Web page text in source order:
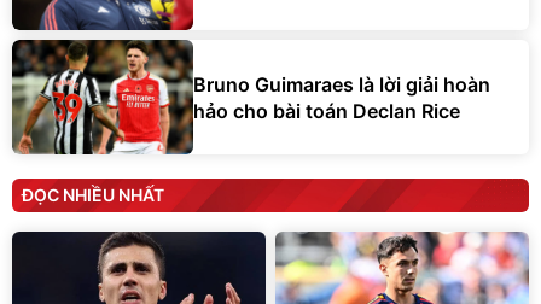
Bruno Guimaraes là lời giải hoàn
hảo cho bài toán Declan Rice
ĐỌC NHIỀU NHẤT